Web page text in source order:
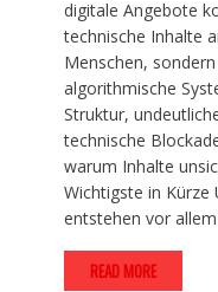
digitale Angebote
technische Inhalte
Menschen,
algorithmische
Struktur,
technische
warum Inhalte
Wichtigste in Kürze
entstehen vor
READ MORE